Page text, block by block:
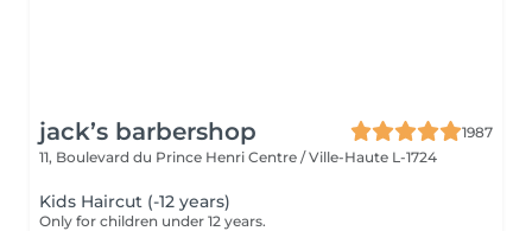
jack’s barbershop
1987
11, Boulevard du Prince Henri Centre / Ville-Haute L-1724
Kids Haircut (-12 years)
Only for children under 12 years.